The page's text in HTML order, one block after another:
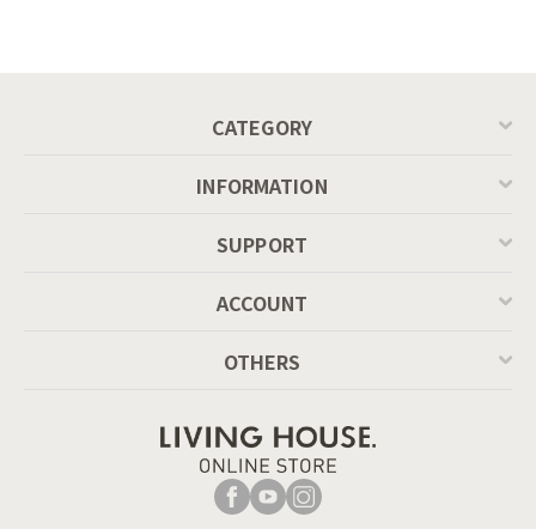
CATEGORY
INFORMATION
SUPPORT
ACCOUNT
OTHERS